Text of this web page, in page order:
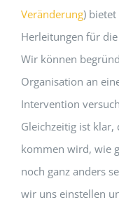
Veränderung)
Herleitungen für
Wir können
Organisation an
Intervention
Gleichzeitig ist klar,
kommen wird, wie
noch ganz anders
wir uns einstellen